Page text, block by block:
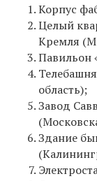
Корпус
Целый
Кремля
Павильон
область);
Завод
Здание